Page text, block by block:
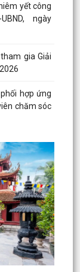
yết công
ngày
gia Giải
hợp ứng
chăm sóc
yết công
ngày